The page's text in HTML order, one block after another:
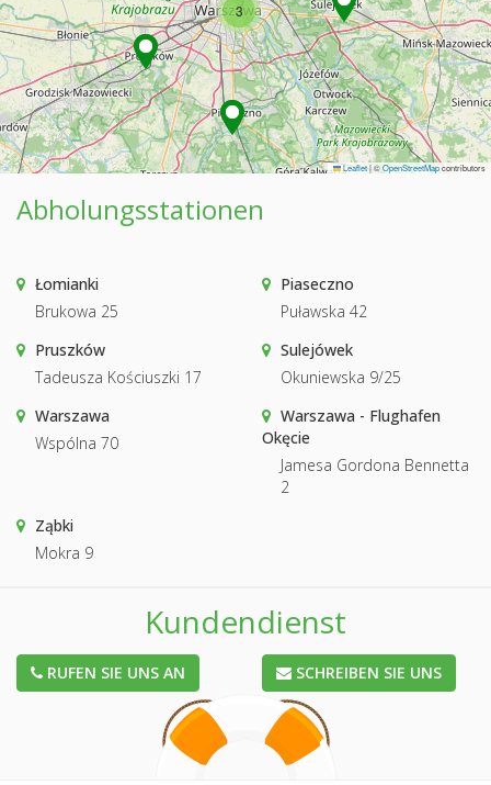
3
Leaflet|©OpenStreetMapcontributors
Abholungsstationen
Łomianki
Brukowa 25
Piaseczno
Puławska 42
Pruszków
Tadeusza Kościuszki 17
Sulejówek
Okuniewska 9/25
Warszawa
Wspólna 70
Warszawa - Flughafen
Okęcie
Jamesa Gordona Bennetta
2
Ząbki
Mokra 9
Kundendienst
RUFEN SIE UNS AN SCHREIBEN SIE UNS